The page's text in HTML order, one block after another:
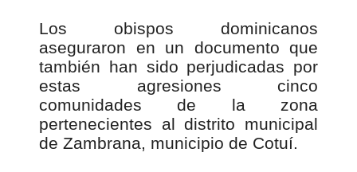
Los obispos dominicanos
aseguraron en un documento que
también han sido perjudicadas por
estas agresiones cinco
comunidades de la zona
pertenecientes al distrito municipal
de Zambrana, municipio de Cotuí.